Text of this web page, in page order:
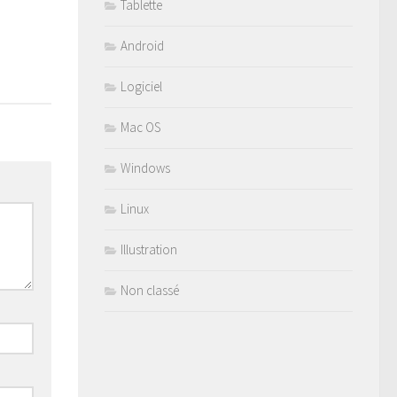
Tablette
Android
Logiciel
Mac OS
Windows
Linux
Illustration
Non classé